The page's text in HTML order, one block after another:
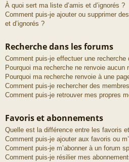
À quoi sert ma liste d’amis et d’ignorés ?
Comment puis-je ajouter ou supprimer
et d’ignorés ?
Recherche dans les forums
Comment puis-je effectuer une
Pourquoi ma recherche ne renvoie aucun
Pourquoi ma recherche renvoie à une
Comment puis-je rechercher des
Comment puis-je retrouver mes propres
Favoris et abonnements
Quelle est la différence entre les favoris
Comment puis-je ajouter aux favoris ou
Comment puis-je m’abonner à un forum
Comment puis-je résilier mes